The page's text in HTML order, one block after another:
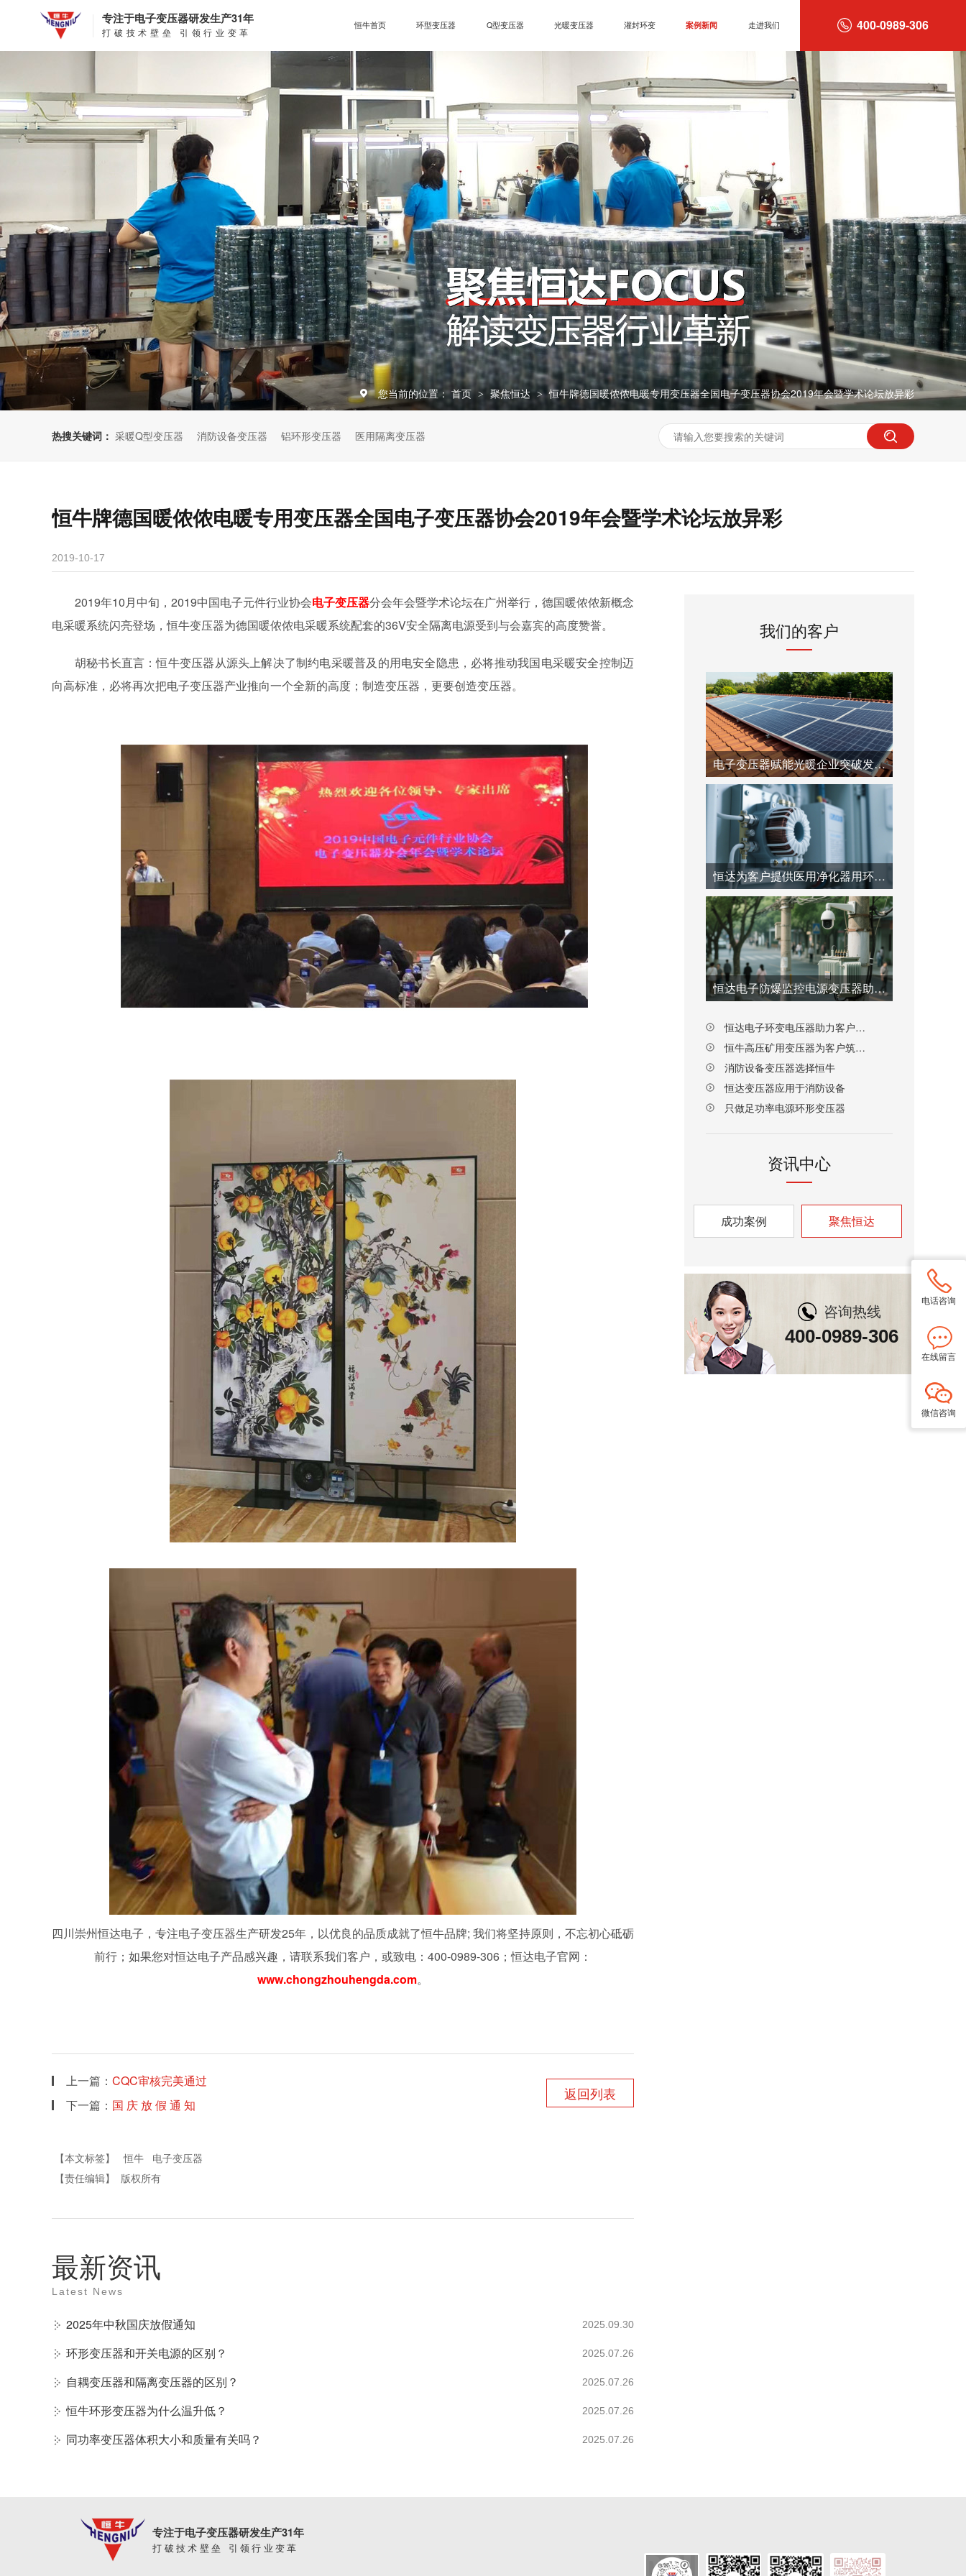
400-0989-306
专注于电子变压器研发生产31年
打破技术壁垒 引领行业变革
恒牛首页 环型变压器 Q型变压器 光暖变压器 灌封环变 案例新闻 走进我们
您当前的位置： 首页 > 聚焦恒达 > 恒牛牌德国暖侬侬电暖专用变压器全国电子变压器协会2019年会暨学术论坛放异彩
热搜关键词： 采暖Q型变压器 消防设备变压器 铝环形变压器 医用隔离变压器
恒牛牌德国暖侬侬电暖专用变压器全国电子变压器协会2019年会暨学术论坛放异彩
2019-10-17
2019年10月中旬，2019中国电子元件行业协会电子变压器分会年会暨学术论坛在广州举行，德国暖侬侬新概念
电采暖系统闪亮登场，恒牛变压器为德国暖侬侬电采暖系统配套的36V安全隔离电源受到与会嘉宾的高度赞誉。
胡秘书长直言：恒牛变压器从源头上解决了制约电采暖普及的用电安全隐患，必将推动我国电采暖安全控制迈
向高标准，必将再次把电子变压器产业推向一个全新的高度；制造变压器，更要创造变压器。
四川崇州恒达电子，专注电子变压器生产研发25年，以优良的品质成就了恒牛品牌; 我们将坚持原则，不忘初心砥砺
前行；如果您对恒达电子产品感兴趣，请联系我们客户，或致电：400-0989-306；恒达电子官网：
www.chongzhouhengda.com。
上一篇： CQC审核完美通过
下一篇： 国 庆 放 假 通 知
返回列表
【本文标签】 恒牛
电子变压器
【责任编辑】
版权所有
最新资讯
Latest News
2025年中秋国庆放假通知 2025.09.30
环形变压器和开关电源的区别？ 2025.07.26
自耦变压器和隔离变压器的区别？ 2025.07.26
恒牛环形变压器为什么温升低？ 2025.07.26
同功率变压器体积大小和质量有关吗？ 2025.07.26
我们的客户
电子变压器赋能光暖企业突破发展瓶颈
恒达为客户提供医用净化器用环型自耦变压器
恒达电子防爆监控电源变压器助力客户新品研发
恒达电子环变电压器助力客户技术突围
恒牛高压矿用变压器为客户筑牢长期供货根基
消防设备变压器选择恒牛
恒达变压器应用于消防设备
只做足功率电源环形变压器
资讯中心
成功案例 聚焦恒达
咨询热线
400-0989-306
专注于电子变压器研发生产31年
打破技术壁垒 引领行业变革
电话咨询
在线留言
微信咨询